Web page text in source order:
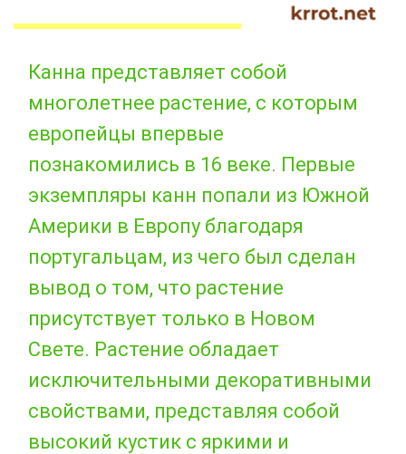
Канна представляет собой
многолетнее растение, с которым
европейцы впервые
познакомились в 16 веке. Первые
экземпляры канн попали из Южной
Америки в Европу благодаря
португальцам, из чего был сделан
вывод о том, что растение
присутствует только в Новом
Свете. Растение обладает
исключительными декоративными
свойствами, представляя собой
высокий кустик с яркими и